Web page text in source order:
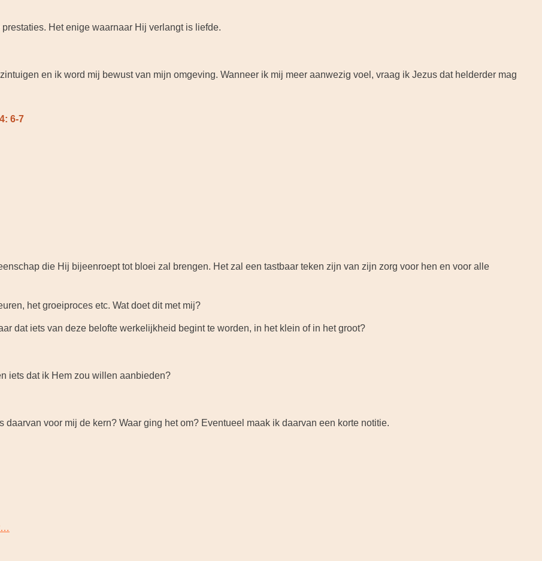
Het enige waarnaar Hij verlangt is liefde.
en ik word mij bewust van mijn omgeving. Wanneer ik mij meer aanwezig voel, vraag ik Jezus dat helderder mag
6-7
die Hij bijeenroept tot bloei zal brengen. Het zal een tastbaar teken zijn van zijn zorg voor hen en voor alle
het groeiproces etc. Wat doet dit met mij?
dat iets van deze belofte werkelijkheid begint te worden, in het klein of in het groot?
iets dat ik Hem zou willen aanbieden?
daarvan voor mij de kern? Waar ging het om? Eventueel maak ik daarvan een korte notitie.